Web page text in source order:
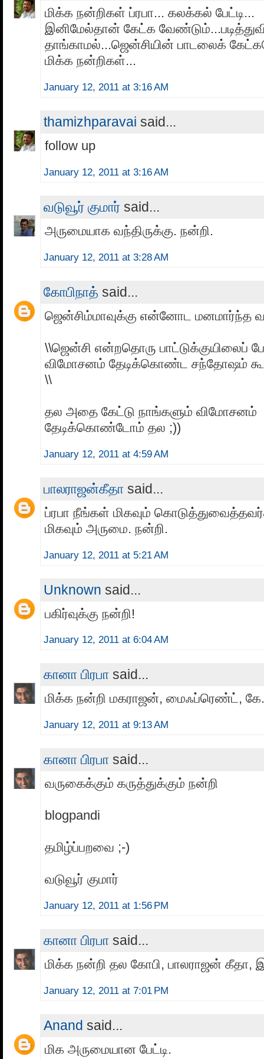
மிக்க நன்றிகள் ப்ரபா... கலக்கல் பேட்டி...
இனிமேல்தான் கேட்க
தாங்காமல்...ஜென்சியின் பாடலைக்
மிக்க நன்றிகள்...
January 12, 2011 at 3:16 AM
thamizhparavai said...
follow up
January 12, 2011 at 3:16 AM
வடுவூர் குமார் said...
அருமையாக வந்திருக்கு. நன்றி.
January 12, 2011 at 3:28 AM
கோபிநாத் said...
ஜென்சிம்மாவுக்கு என்னோட மனமார்ந்த
\\ஜென்சி என்றதொரு பாட்டுக்குயிலைப்
விமோசனம் தேடிக்கொண்ட சந்தோஷம்
\\
தல அதை கேட்டு நாங்களும் விமோசனம்
தேடிக்கொண்டோம் தல ;))
January 12, 2011 at 4:59 AM
பாலராஜன்கீதா said...
ப்ரபா நீங்கள் மிகவும்
மிகவும் அருமை. நன்றி.
January 12, 2011 at 5:21 AM
Unknown said...
பகிர்வுக்கு நன்றி!
January 12, 2011 at 6:04 AM
கானா பிரபா said...
மிக்க நன்றி மகராஜன், மைஃப்ரெண்ட்,
January 12, 2011 at 9:13 AM
கானா பிரபா said...
வருகைக்கும் கருத்துக்கும் நன்றி
blogpandi
தமிழ்ப்பறவை ;-)
வடுவூர் குமார்
January 12, 2011 at 1:56 PM
கானா பிரபா said...
மிக்க நன்றி தல கோபி, பாலராஜன் கீதா,
January 12, 2011 at 7:01 PM
Anand said...
மிக அருமையான பேட்டி.